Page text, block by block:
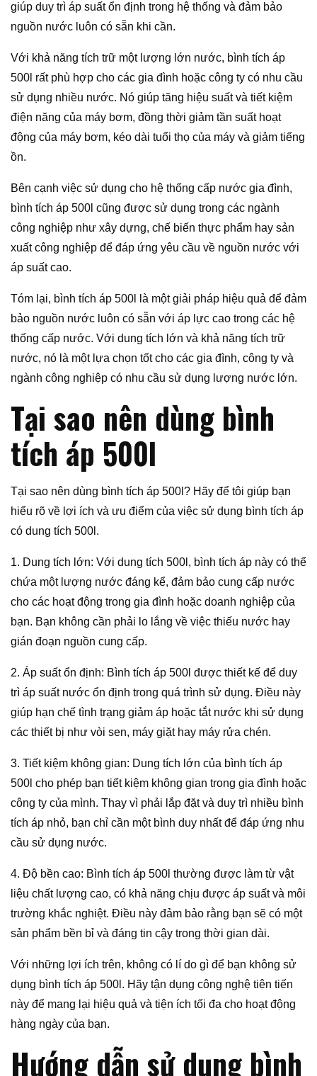
giúp duy trì áp suất ổn định trong hệ thống và đảm bảo
nguồn nước luôn có sẵn khi cần.
Với khả năng tích trữ một lượng lớn nước, bình tích áp
500l rất phù hợp cho các gia đình hoặc công ty có nhu cầu
sử dụng nhiều nước. Nó giúp tăng hiệu suất và tiết kiệm
điện năng của máy bơm, đồng thời giảm tần suất hoạt
động của máy bơm, kéo dài tuổi thọ của máy và giảm tiếng
ồn.
Bên cạnh việc sử dụng cho hệ thống cấp nước gia đình,
bình tích áp 500l cũng được sử dụng trong các ngành
công nghiệp như xây dựng, chế biến thực phẩm hay sản
xuất công nghiệp để đáp ứng yêu cầu về nguồn nước với
áp suất cao.
Tóm lại, bình tích áp 500l là một giải pháp hiệu quả để đảm
bảo nguồn nước luôn có sẵn với áp lực cao trong các hệ
thống cấp nước. Với dung tích lớn và khả năng tích trữ
nước, nó là một lựa chọn tốt cho các gia đình, công ty và
ngành công nghiệp có nhu cầu sử dụng lượng nước lớn.
Tại sao nên dùng bình
tích áp 500l
Tại sao nên dùng bình tích áp 500l? Hãy để tôi giúp bạn
hiểu rõ về lợi ích và ưu điểm của việc sử dụng bình tích áp
có dung tích 500l.
1. Dung tích lớn: Với dung tích 500l, bình tích áp này có thể
chứa một lượng nước đáng kể, đảm bảo cung cấp nước
cho các hoạt động trong gia đình hoặc doanh nghiệp của
bạn. Bạn không cần phải lo lắng về việc thiếu nước hay
gián đoạn nguồn cung cấp.
2. Áp suất ổn định: Bình tích áp 500l được thiết kế để duy
trì áp suất nước ổn định trong quá trình sử dụng. Điều này
giúp hạn chế tình trạng giảm áp hoặc tắt nước khi sử dụng
các thiết bị như vòi sen, máy giặt hay máy rửa chén.
3. Tiết kiệm không gian: Dung tích lớn của bình tích áp
500l cho phép bạn tiết kiệm không gian trong gia đình hoặc
công ty của mình. Thay vì phải lắp đặt và duy trì nhiều bình
tích áp nhỏ, bạn chỉ cần một bình duy nhất để đáp ứng nhu
cầu sử dụng nước.
4. Độ bền cao: Bình tích áp 500l thường được làm từ vật
liệu chất lượng cao, có khả năng chịu được áp suất và môi
trường khắc nghiệt. Điều này đảm bảo rằng bạn sẽ có một
sản phẩm bền bỉ và đáng tin cậy trong thời gian dài.
Với những lợi ích trên, không có lí do gì để bạn không sử
dụng bình tích áp 500l. Hãy tận dụng công nghệ tiên tiến
này để mang lại hiệu quả và tiện ích tối đa cho hoạt động
hàng ngày của bạn.
Hướng dẫn sử dụng bình